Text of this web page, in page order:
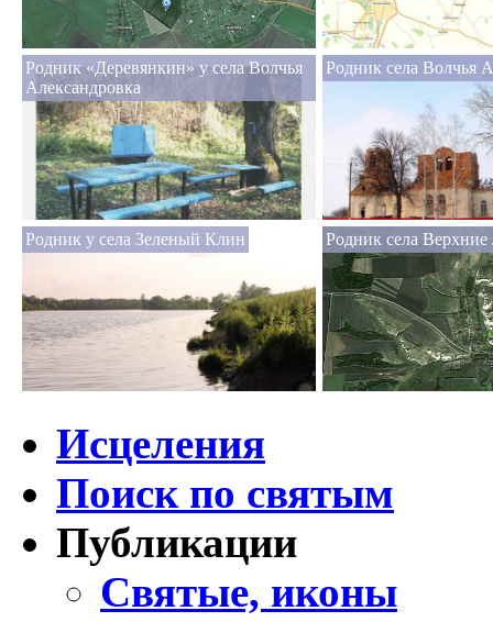
Родник «Деревянкин» у села Волчья
Александровка
Родник села Волчья
Родник у села Зеленый Клин Родник села
Исцеления
Поиск по святым
Публикации
Святые, иконы